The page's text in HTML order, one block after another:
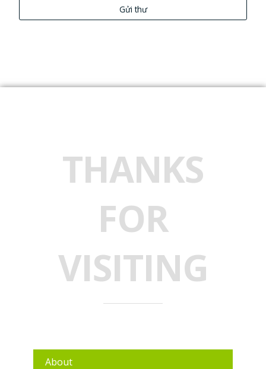
Gửi thư
THANKS
FOR
VISITING
About